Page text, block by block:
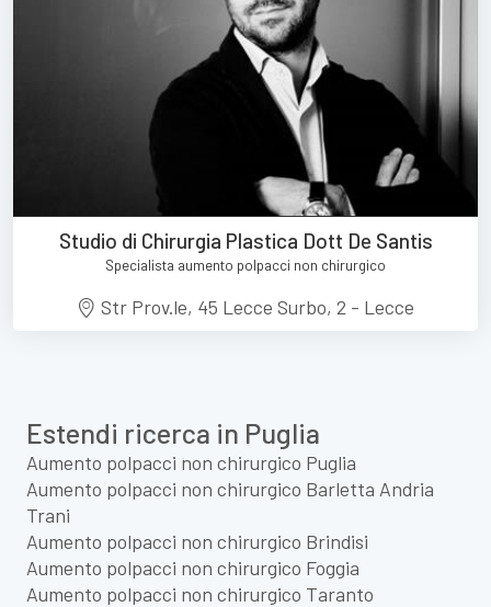
Studio di Chirurgia Plastica Dott De Santis
Specialista aumento polpacci non chirurgico
Str Prov.le, 45 Lecce Surbo, 2 - Lecce
Estendi ricerca in Puglia
Aumento polpacci non chirurgico Puglia
Aumento polpacci non chirurgico Barletta Andria
Trani
Aumento polpacci non chirurgico Brindisi
Aumento polpacci non chirurgico Foggia
Aumento polpacci non chirurgico Taranto